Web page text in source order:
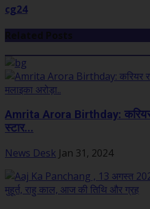
cg24
Amrita Arora Birthday: करियर
स्टार...
News Desk Jan 31, 2024